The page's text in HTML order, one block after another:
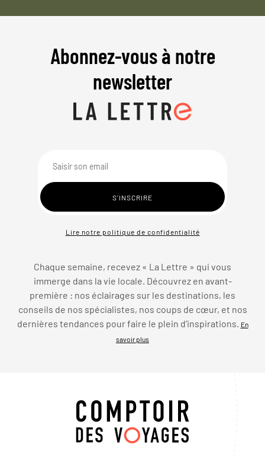
Abonnez-vous à notre
newsletter
Lire notre politique de confidentialité
Chaque semaine, recevez « La Lettre » qui vous
immerge dans la vie locale. Découvrez en avant-
première : nos éclairages sur les destinations, les
conseils de nos spécialistes, nos coups de cœur, et nos
dernières tendances pour faire le plein d’inspirations.
En
savoir plus